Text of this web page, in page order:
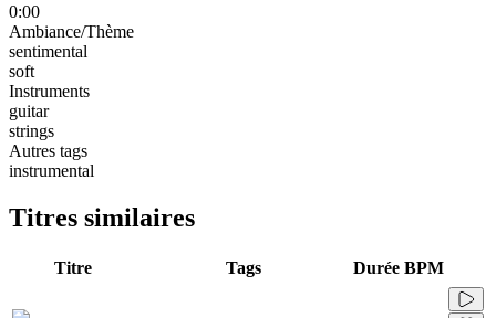
0:00
Ambiance/Thème
sentimental
soft
Instruments
guitar
strings
Autres tags
instrumental
Titres similaires
Titre Tags Durée BPM